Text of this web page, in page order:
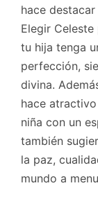
hace
Elegir
tu hija tenga
perfección,
divina.
hace
niña con un
también
la paz,
mundo a